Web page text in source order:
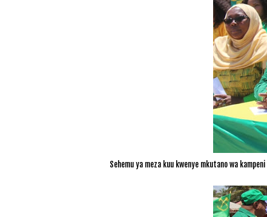
Sehemu ya meza kuu kwenye mkutano wa